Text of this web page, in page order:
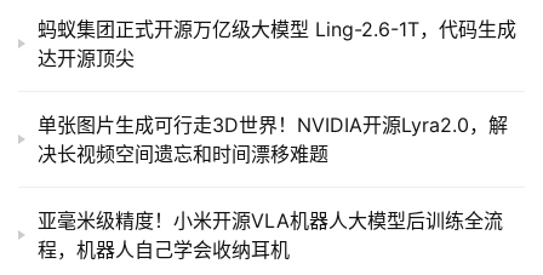
蚂蚁集团正式开源万亿级大模型 Ling-2.6-1T，代码生成
达开源顶尖
单张图片生成可行走3D世界！NVIDIA开源Lyra2.0，解
决长视频空间遗忘和时间漂移难题
亚毫米级精度！小米开源VLA机器人大模型后训练全流
程，机器人自己学会收纳耳机